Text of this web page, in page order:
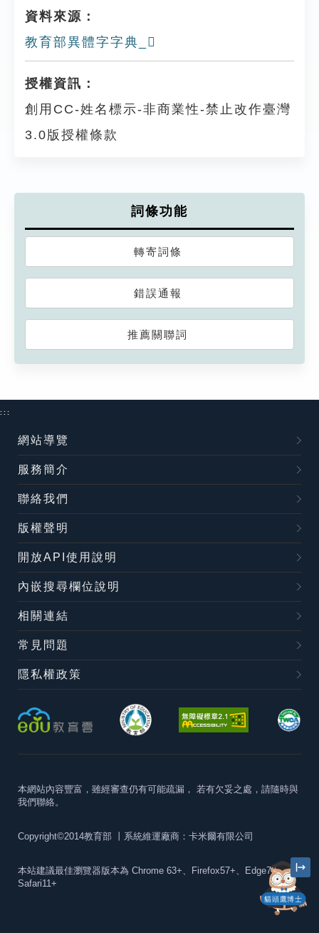
資料來源：
教育部異體字字典_𠡫
授權資訊：
創用CC-姓名標示-非商業性-禁止改作臺灣
3.0版授權條款
詞條功能
轉寄詞條
錯誤通報
推薦關聯詞
貓頭鷹博士
:::
網站導覽
服務簡介
聯絡我們
版權聲明
開放API使用說明
內嵌搜尋欄位說明
相關連結
常見問題
隱私權政策
本網站內容豐富，雖經審查仍有可能疏漏， 若有欠妥之處，請隨時與
我們聯絡。
Copyright©2014教育部 丨系統維運廠商：卡米爾有限公司
本站建議最佳瀏覽器版本為 Chrome 63+、Firefox57+、Edge79+及
Safari11+